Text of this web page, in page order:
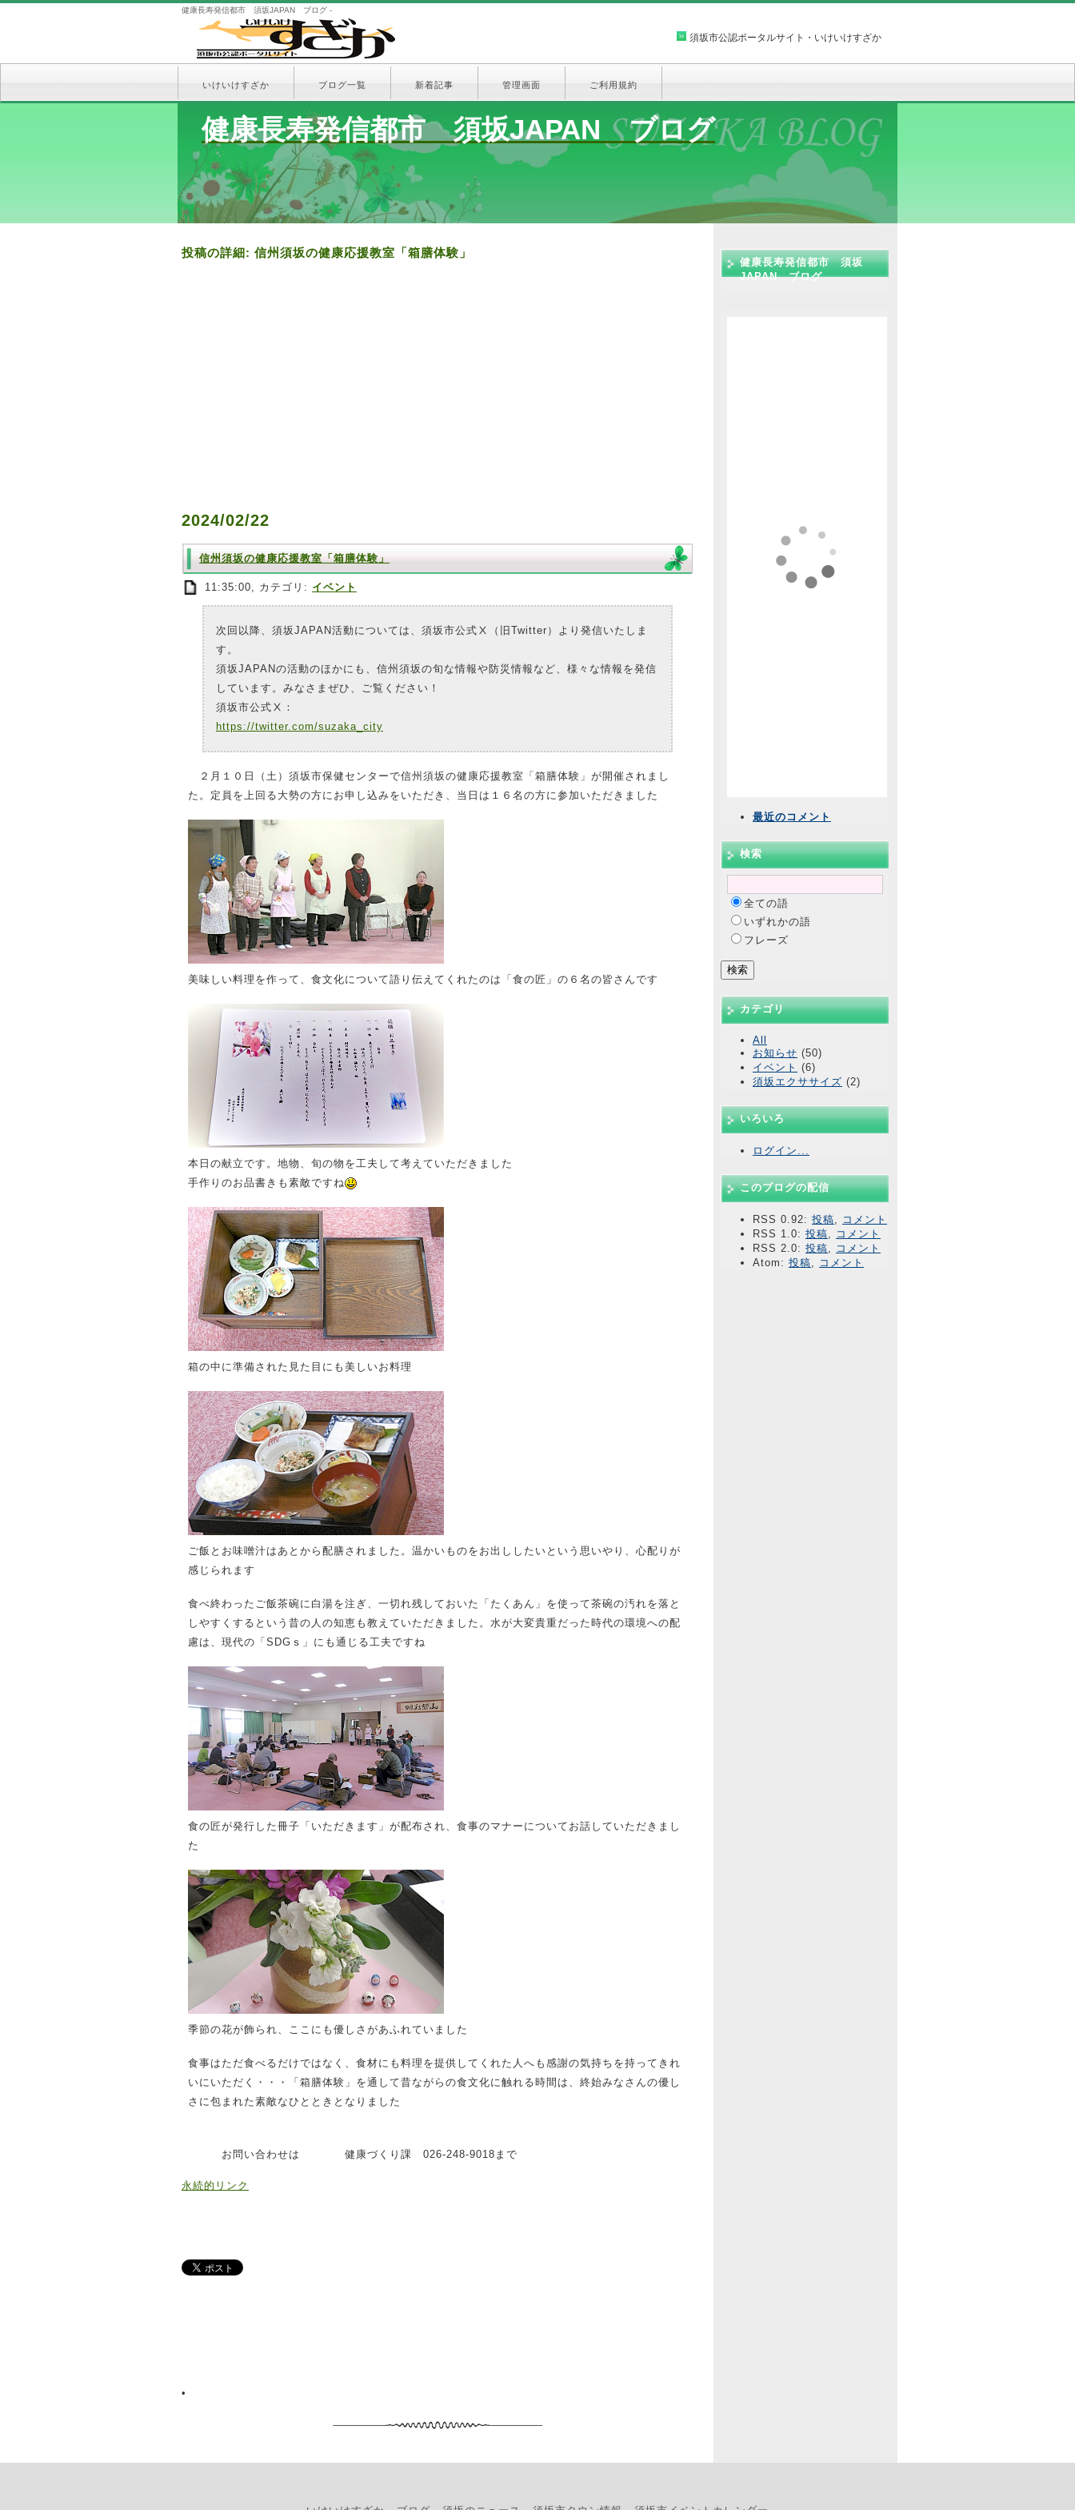
健康長寿発信都市 須坂JAPAN ブログ -
須坂市公認ポータルサイト・いけいけすざか
いけいけすざか ブログ一覧 新着記事 管理画面 ご利用規約
健康長寿発信都市 須坂JAPAN ブログ
投稿の詳細: 信州須坂の健康応援教室「箱膳体験」
2024/02/22
信州須坂の健康応援教室「箱膳体験」
11:35:00, カテゴリ: イベント
次回以降、須坂JAPAN活動については、須坂市公式Ⅹ（旧Twitter）より発信いたしま
す。
須坂JAPANの活動のほかにも、信州須坂の旬な情報や防災情報など、様々な情報を発信
しています。みなさまぜひ、ご覧ください！
須坂市公式Ⅹ：
https://twitter.com/suzaka_city
２月１０日（土）須坂市保健センターで信州須坂の健康応援教室「箱膳体験」が開催されまし
た。定員を上回る大勢の方にお申し込みをいただき、当日は１６名の方に参加いただきました
美味しい料理を作って、食文化について語り伝えてくれたのは「食の匠」の６名の皆さんです
本日の献立です。地物、旬の物を工夫して考えていただきました
手作りのお品書きも素敵ですね
箱の中に準備された見た目にも美しいお料理
ご飯とお味噌汁はあとから配膳されました。温かいものをお出ししたいという思いやり、心配りが
感じられます
食べ終わったご飯茶碗に白湯を注ぎ、一切れ残しておいた「たくあん」を使って茶碗の汚れを落と
しやすくするという昔の人の知恵も教えていただきました。水が大変貴重だった時代の環境への配
慮は、現代の「SDGｓ」にも通じる工夫ですね
食の匠が発行した冊子「いただきます」が配布され、食事のマナーについてお話していただきまし
た
季節の花が飾られ、ここにも優しさがあふれていました
食事はただ食べるだけではなく、食材にも料理を提供してくれた人へも感謝の気持ちを持ってきれ
いにいただく・・・「箱膳体験」を通して昔ながらの食文化に触れる時間は、終始みなさんの優し
さに包まれた素敵なひとときとなりました
お問い合わせは 健康づくり課 026-248-9018まで
永続的リンク
•
健康長寿発信都市 須坂
JAPAN ブログ
最近のコメント
検索
全ての語
いずれかの語
フレーズ
カテゴリ
All
お知らせ (50)
イベント (6)
須坂エクササイズ (2)
いろいろ
ログイン...
このブログの配信
RSS 0.92: 投稿, コメント
RSS 1.0: 投稿, コメント
RSS 2.0: 投稿, コメント
Atom: 投稿, コメント